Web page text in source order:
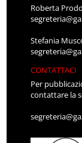
Roberta
Stefania
CONTATTACI
Per
contattare la